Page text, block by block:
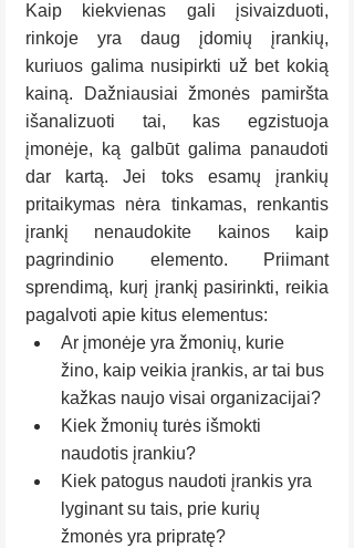
Kaip kiekvienas gali įsivaizduoti,
rinkoje yra daug įdomių įrankių,
kuriuos galima nusipirkti už bet kokią
kainą. Dažniausiai žmonės pamiršta
išanalizuoti tai, kas egzistuoja
įmonėje, ką galbūt galima panaudoti
dar kartą. Jei toks esamų įrankių
pritaikymas nėra tinkamas, renkantis
įrankį nenaudokite kainos kaip
pagrindinio elemento. Priimant
sprendimą, kurį įrankį pasirinkti, reikia
pagalvoti apie kitus elementus:
Ar įmonėje yra žmonių, kurie
žino, kaip veikia įrankis, ar tai bus
kažkas naujo visai organizacijai?
Kiek žmonių turės išmokti
naudotis įrankiu?
Kiek patogus naudoti įrankis yra
lyginant su tais, prie kurių
žmonės yra pripratę?